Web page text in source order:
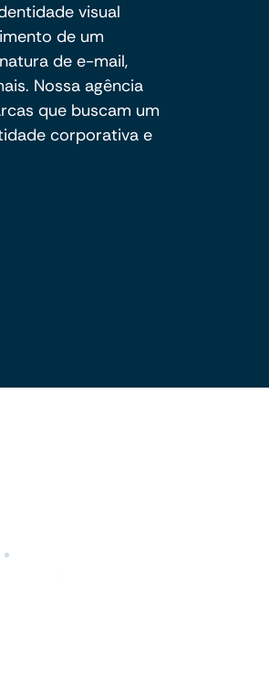
visual
de um
de e-mail,
Nossa agência
que buscam um
corporativa e